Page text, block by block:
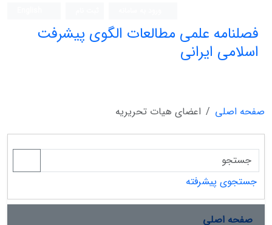
فصلنامه علمی مطالعات الگوی پیشرفت
اسلامی ایرانی
صفحه اصلی اعضای هیات تحریریه
جستجوی پیشرفته
صفحه اصلی